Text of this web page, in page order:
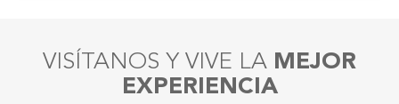
VISÍTANOS Y VIVE LA MEJOR
EXPERIENCIA